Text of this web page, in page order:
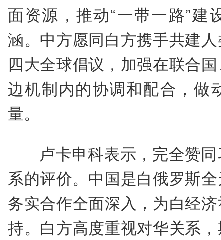
面资源，推动“一带一路”建
涵。中方愿同白方携手共建
四大全球倡议，加强在联合
边机制内的协调和配合，做
量。
卢卡申科表示，完全赞
系的评价。中国是白俄罗斯
务实合作全面深入，为白经
持。白方高度重视对华关系